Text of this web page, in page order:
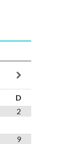
D
2
9